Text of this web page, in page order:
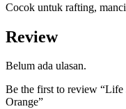
Cocok untuk rafting,
Review
Belum ada ulasan.
Be the first to review “Life
Orange”